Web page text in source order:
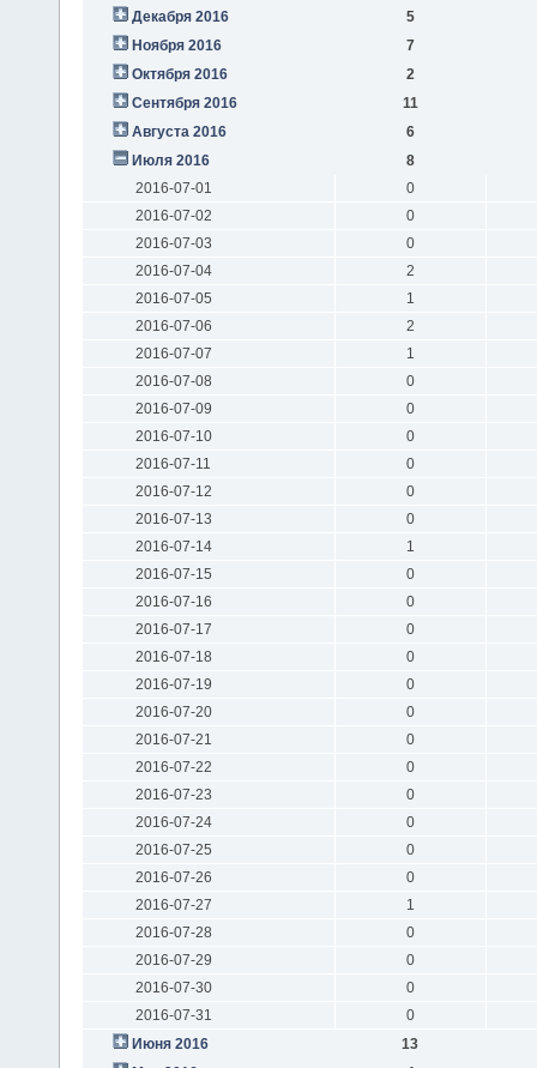
Декабря 2016
5
Ноября 2016
7
Октября 2016
2
Сентября 2016
11
Августа 2016
6
Июля 2016
8
2016-07-01
0
2016-07-02
0
2016-07-03
0
2016-07-04
2
2016-07-05
1
2016-07-06
2
2016-07-07
1
2016-07-08
0
2016-07-09
0
2016-07-10
0
2016-07-11
0
2016-07-12
0
2016-07-13
0
2016-07-14
1
2016-07-15
0
2016-07-16
0
2016-07-17
0
2016-07-18
0
2016-07-19
0
2016-07-20
0
2016-07-21
0
2016-07-22
0
2016-07-23
0
2016-07-24
0
2016-07-25
0
2016-07-26
0
2016-07-27
1
2016-07-28
0
2016-07-29
0
2016-07-30
0
2016-07-31
0
Июня 2016
13